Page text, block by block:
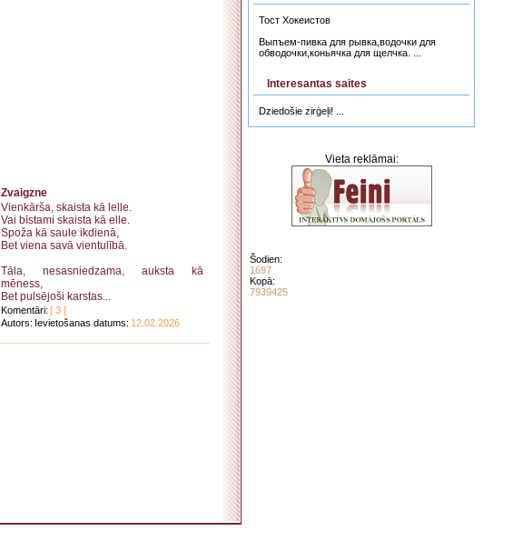
Zvaigzne
Vienkārša, skaista kā lelle.
Vai bīstami skaista kā elle.
Spoža kā saule ikdienā,
Bet viena savā vientulībā.
Tāla, nesasniedzama, auksta kā
mēness,
Bet pulsējoši karstas...
Komentāri: [ 3 ]
Autors: Ievietošanas datums: 12.02.2026
Тост Хокеистов
Выпъем-пивка для рывка,водочки для
обводочки,коньячка для щелчка. ...
Interesantas saites
Dziedošie zirģeļi! ...
Vieta reklāmai:
Šodien:
1697
Kopā:
7939425